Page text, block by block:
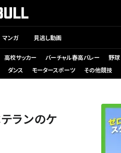
マンガ 見逃し動画
高校サッカー バーチャル春高バレー 野球
ダンス モータースポーツ その他競技
ランのケ